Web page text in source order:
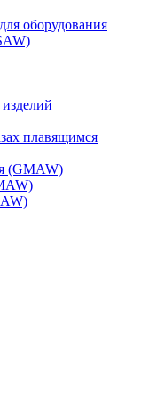
оборудования
плавящимся
(GMAW)